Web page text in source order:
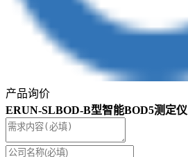
产品询价
ERUN-SLBOD-B型智能BOD5测定仪